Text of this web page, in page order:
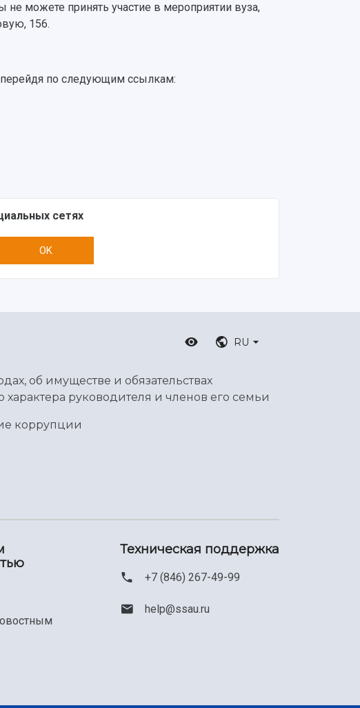
можете принять участие в мероприятии вуза,
156.
по следующим ссылкам:
сетях
OK
RU
об имуществе и обязательствах
характера руководителя и членов его семьи
коррупции
Техническая поддержка
+7 (846) 267-49-99
help@ssau.ru